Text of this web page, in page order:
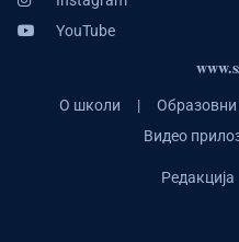
YouTube
О школи |
Видео
Редакција